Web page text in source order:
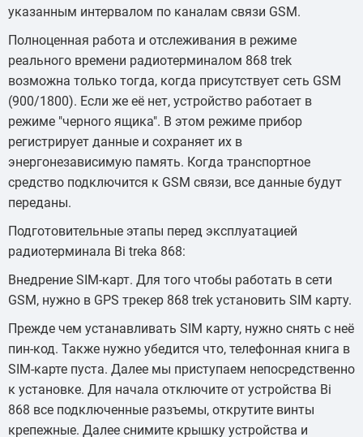
указанным интервалом по каналам связи GSM.
Полноценная работа и отслеживания в режиме
реального времени радиотерминалом 868 trek
возможна только тогда, когда присутствует сеть GSM
(900/1800). Если же её нет, устройство работает в
режиме "черного ящика". В этом режиме прибор
регистрирует данные и сохраняет их в
энергонезависимую память. Когда транспортное
средство подключится к GSM связи, все данные будут
переданы.
Подготовительные этапы перед эксплуатацией
радиотерминала Bi treka 868:
Внедрение SIM-карт. Для того чтобы работать в сети
GSM, нужно в GPS трекер 868 trek установить SIM карту.
Прежде чем устанавливать SIM карту, нужно снять с неё
пин-код. Также нужно убедится что, телефонная книга в
SIM-карте пуста. Далее мы приступаем непосредственно
к установке. Для начала отключите от устройства Bi
868 все подключенные разъемы, открутите винты
крепежные. Далее снимите крышку устройства и